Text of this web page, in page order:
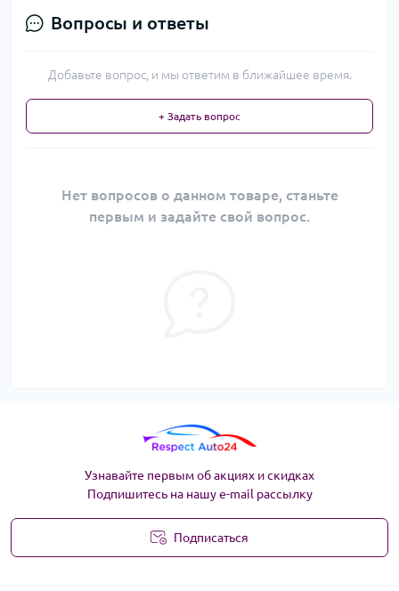
Вопросы и ответы
Добавьте вопрос, и мы ответим в ближайшее время.
+ Задать вопрос
Нет вопросов о данном товаре, станьте
первым и задайте свой вопрос.
Узнавайте первым об акциях и скидках
Подпишитесь на нашу e-mail рассылку
Подписаться